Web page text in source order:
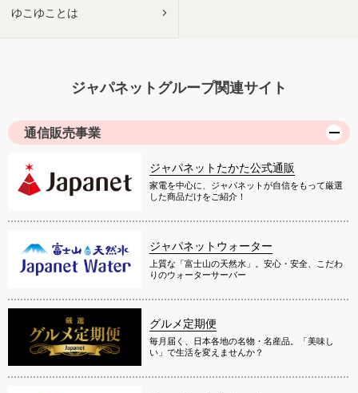
ゆこゆことは
ジャパネットグループ関連サイト
通信販売事業
ジャパネットたかた公式通販
家電を中心に、ジャパネットが自信をもって厳選
した商品だけをご紹介！
ジャパネットウォーター
上質な「富士山の天然水」。安心・安全、こだわ
りのウォーターサーバー
グルメ定期便
毎月届く、日本各地の名物・名産品。「美味し
い」で生活を変えませんか？